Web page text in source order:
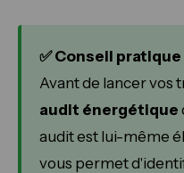
✅ Conseil
Avant de lancer vos
audit énergétique
audit est lui-même
vous permet